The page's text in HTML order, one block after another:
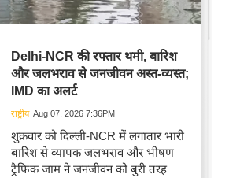
Delhi-NCR की रफ्तार थमी, बारिश
और जलभराव से जनजीवन अस्त-व्यस्त;
IMD का अलर्ट
राष्ट्रीय Aug 07, 2026 7:36PM
शुक्रवार को दिल्ली-NCR में लगातार भारी
बारिश से व्यापक जलभराव और भीषण
ट्रैफिक जाम ने जनजीवन को बुरी तरह